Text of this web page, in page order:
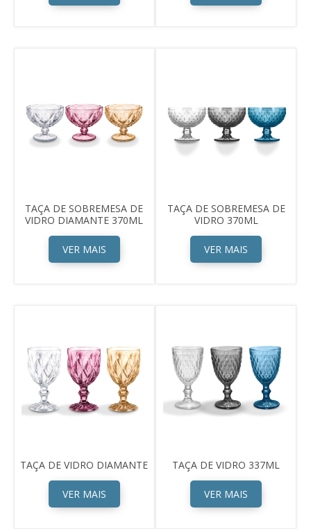
TAÇA DE SOBREMESA DE
VIDRO DIAMANTE 370ML
VER MAIS
TAÇA DE SOBREMESA DE
VIDRO 370ML
VER MAIS
TAÇA DE VIDRO DIAMANTE
VER MAIS
TAÇA DE VIDRO 337ML
VER MAIS